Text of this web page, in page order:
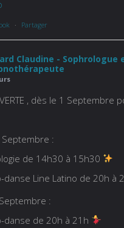
· Partager
Claudine - Sophrologue
, dès le 1 Septembre
Septembre :
de 14h30 à 15h30
danse Line Latino de 20h à
:
danse de 20h à 21h